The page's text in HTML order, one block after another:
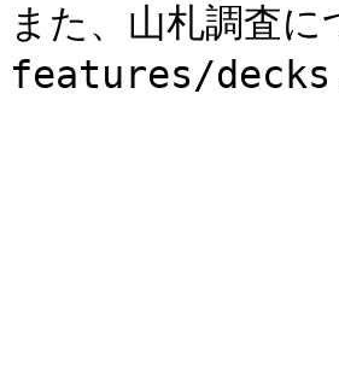
また、山札調査